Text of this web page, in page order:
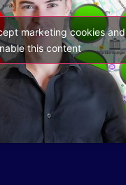
marketing cookies and
this content